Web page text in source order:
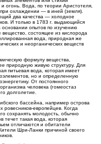
огонь. Вода, по теории Аристотеля,
охлаждении — в иней (земля).
два качества — холодное
И только в 1783 г. выдающийся
опытов по изучению
состоящее из кислорода
вода, природная же
и неорганических веществ
формулу вещества,
природную живую структуру. Для
питьевая вода, которая имеет
но и определенную
От постоянного
человека (гомеостаз
долголетие.
бассейна, например острова
ровесников-европейцев. Когда
сохранять молодость, обычно
течет такая вода, которая
отличаются и обитатели
Шри-Ланки причиной своего